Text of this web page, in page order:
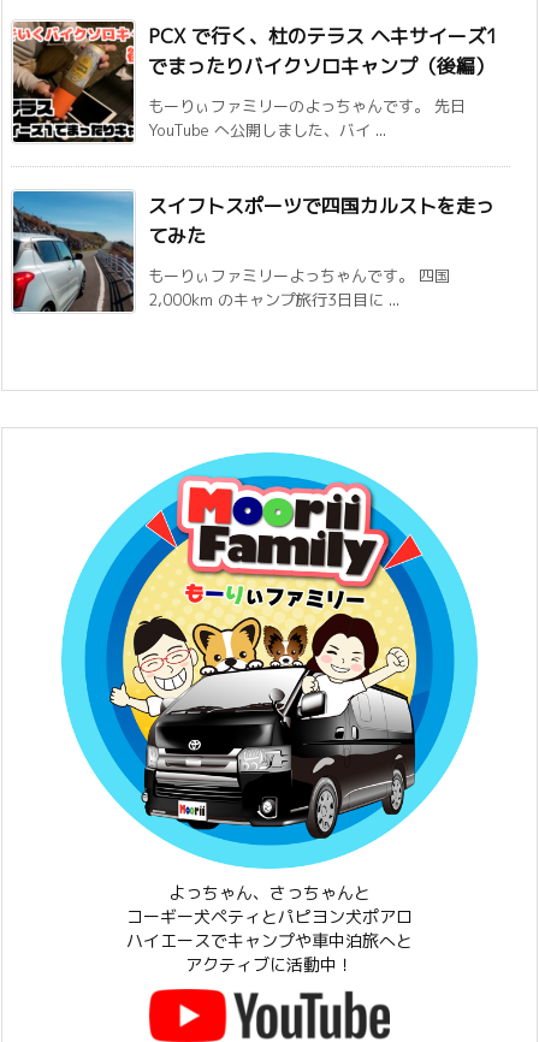
PCX で行く、杜のテラス ヘキサイーズ1
でまったりバイクソロキャンプ（後編）
もーりぃファミリーのよっちゃんです。 先日
YouTube へ公開しました、バイ ...
スイフトスポーツで四国カルストを走っ
てみた
もーりぃファミリーよっちゃんです。 四国
2,000km のキャンプ旅行3日目に ...
よっちゃん、さっちゃんと
コーギー犬ペティとパピヨン犬ポアロ
ハイエースでキャンプや車中泊旅へと
アクティブに活動中！